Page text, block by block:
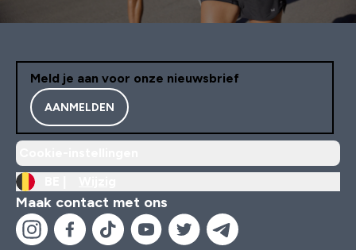
Meld je aan voor onze nieuwsbrief
AANMELDEN
Maak contact met ons